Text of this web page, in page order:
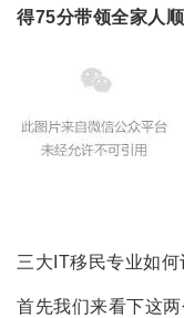
得75分带领全家人顺
三大IT移民专业如
首先我们来看下这